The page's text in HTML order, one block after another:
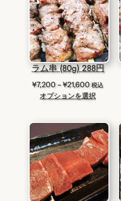
¥10,350
ラム串 (80g) 288円
¥7,200 –¥21,600価
格
–
¥21,600
税込
オプションを選択